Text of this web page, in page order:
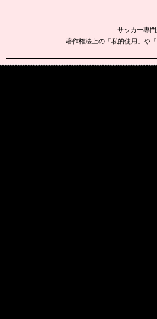
サッカー専
著作権法上の「私的使用」や